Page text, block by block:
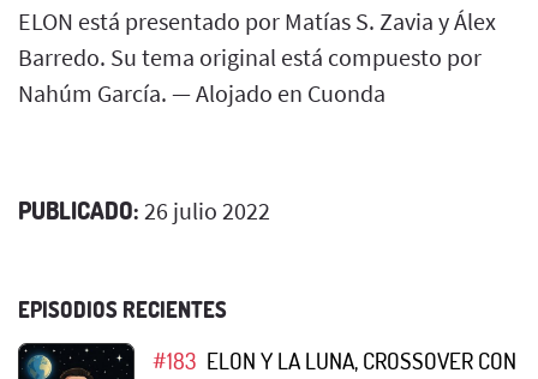
ELON está presentado por Matías S. Zavia y Álex
Barredo. Su tema original está compuesto por
Nahúm García. — Alojado en Cuonda
PUBLICADO: 26 julio 2022
EPISODIOS RECIENTES
#183 ELON Y LA LUNA, CROSSOVER CON